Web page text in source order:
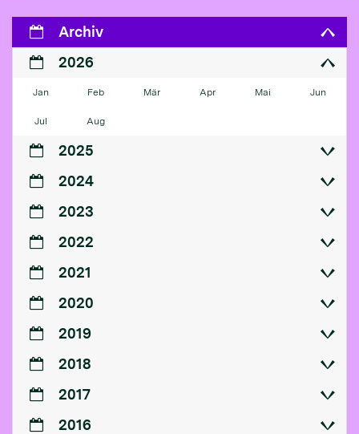
Archiv
2026
Jan Feb Mär Apr Mai Jun
Jul Aug
2025
2024
2023
2022
2021
2020
2019
2018
2017
2016